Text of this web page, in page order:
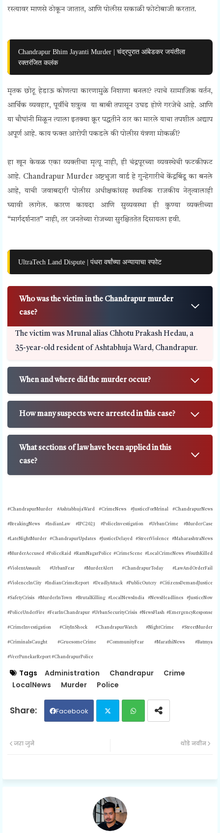
रस्त्यावर माणसे ठोकून जातात, आणि पोलीस सकाळी फोटोबाजी करतात.
Chandrapur Bhim Jayanti Murder | चंद्रपुरात आंबेडकर जयंतीला
रक्तरंजित कलंक
मृतक छोटू हेडाऊ कोणत्या कारणामुळे निशाणा बनला? त्याचे सामाजिक वर्तन,
आर्थिक व्यवहार, पूर्वीचे शत्रुत्व या बाबी तपासून उघड होणे गरजेचे आहे. आणि
या चौघांनी मिळून त्याला इतक्या क्रूर पद्धतीने ठार का मारले याचा तपशील अद्याप
अपूर्ण आहे. काय फक्त आरोपी पकडले की पोलीस यंत्रणा मोकळी?
हा खून केवळ एका व्यक्तीचा मृत्यू नाही, ही चंद्रपूरच्या व्यवस्थेची फटकीफट
आहे. Chandrapur Murder अष्टभुजा वार्ड हे गुन्हेगारीचे केंद्रबिंदू का बनले
आहे, याची जवाबदारी पोलीस अधीक्षकांसह स्थानिक राजकीय नेतृत्वालाही
घ्यावी लागेल. कारण कायदा आणि सुव्यवस्था ही कुण्या व्यक्तीच्या
“मार्गदर्शनात” नाही, तर जनतेच्या रोजच्या सुरक्षिततेत दिसायला हवी.
UltraTech Land Dispute | पंधरा वर्षांच्या अन्यायाचा स्फोट
Who was the victim in the Chandrapur murder
case?
The victim was Mrunal alias Chhotu Prakash Hedau, a
35-year-old resident of Ashtabhuja Ward, Chandrapur.
When and where did the murder occur?
How many suspects were arrested in this case?
What sections of law have been applied in this
case?
#ChandrapurMurder #AshtabhujaWard #CrimeNews #JusticeForMrinal #ChandrapurNews
#BreakingNews #IndianLaw #IPC2023 #PoliceInvestigation #UrbanCrime #MurderCase
#LateNightMurder #ChandrapurUpdates #JusticeDelayed #StreetViolence #MaharashtraNews
#MurderAccused #PoliceRaid #RamNagarPolice #CrimeScene #LocalCrimeNews #YouthKilled
#ViolentAssault #UrbanFear #MurderAlert #ChandrapurToday #LawAndOrderFail
#ViolenceInCity #IndianCrimeReport #DeadlyAttack #PublicOutcry #CitizensDemandJustice
#SafetyCrisis #MurderInTown #BrutalKilling #LocalNewsIndia #NewsHeadlines #JusticeNow
#PoliceUnderFire #FearInChandrapur #UrbanSecurityCrisis #NewsFlash #EmergencyResponse
#CrimeInvestigation #CityInShock #ChandrapurWatch #NightCrime #StreetMurder
#CriminalsCaught #GruesomeCrime #CommunityFear #MarathiNews #Batmya
#VeerPunekarReport #ChandrapurPolice
Tags Administration Chandrapur
Crime
LocalNews
Murder Police
Facebook
ap
थोडे नवीन
जरा जुने